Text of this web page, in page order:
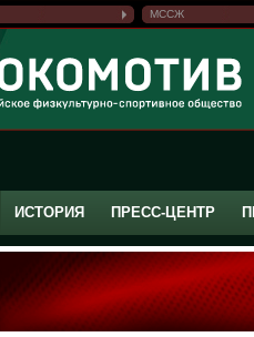
МССЖ
ИСТОРИЯ ПРЕСС-ЦЕНТР